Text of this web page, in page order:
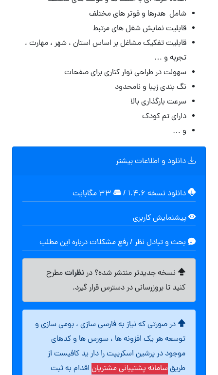
شامل هدرها و فوتر های مختلف
قابلیت نمایش شغل های مرتبط
قابلیت تفکیک مشاغل بر اساس استان ، شهر ، مهارت ،
تجربه و …
سهولت در طراحی نوار کناری برای صفحات
نگ بندی زیبا و نامحدود
سرعت بارگذاری بالا
دارای تم کودک
و …
دانلود و اطلاعات بیشتر
دانلود نسخه ۱.۴.۶ /
پیشنمایش کاربری
بحث و تبادل نظر / رفع مشکلات درباره این مطلب
نسخه جدیدتر منتشر شده؟ درنظراتمطرح
کنید تا بروزرسانی در دسترس قرار گیرد.
در صورتی که نیاز به فارسی سازی ، بومی سازی و
توسعه هر یک افزونه ها ، سورس ها و کدهای
موجود در پرشین اسکریپت را دار ید کافیست از
طریقسامانه پشتیبانی مشتریان اقدام به ثبت